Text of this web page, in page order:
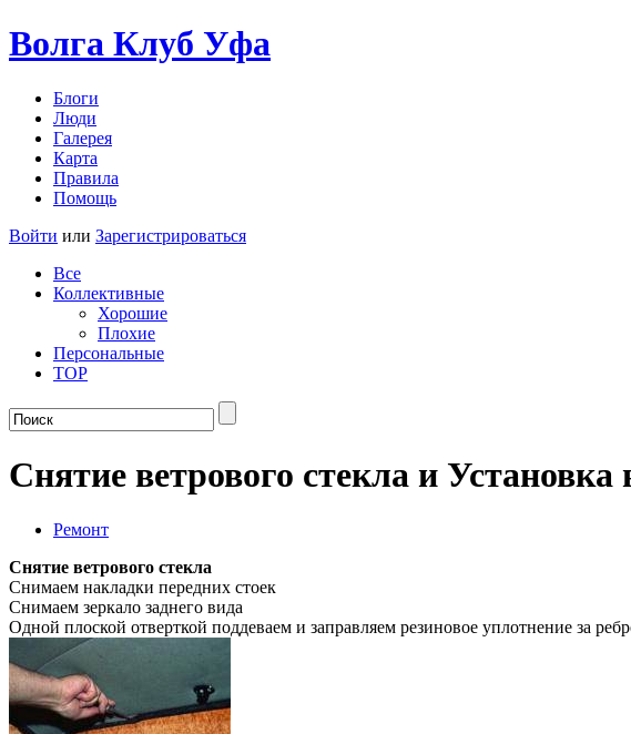
Волга Клуб Уфа
Блоги
Люди
Галерея
Карта
Правила
Помощь
Войти или Зарегистрироваться
Все
Коллективные
Хорошие
Плохие
Персональные
TOP
Снятие ветрового стекла и Установка
Ремонт
Снятие ветрового стекла
Снимаем накладки передних стоек
Снимаем зеркало заднего вида
Одной плоской отверткой поддеваем и заправляем резиновое уплотнение за